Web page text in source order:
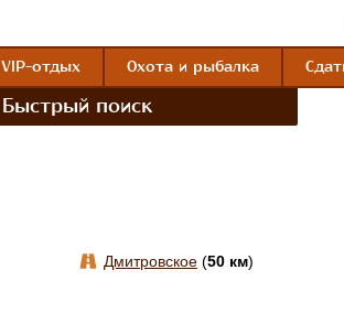
VIP-отдых Охота и рыбалка
Быстрый поиск
Дмитровское (50 км)